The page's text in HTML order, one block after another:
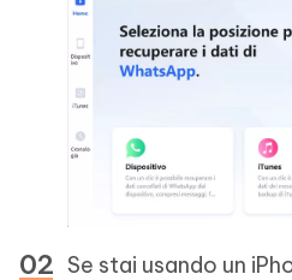
Se stai usando un